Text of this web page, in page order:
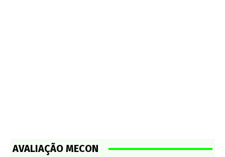
AVALIAÇÃO MECON